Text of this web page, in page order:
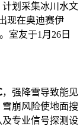
划采集冰川水文
现在奥迪赛伊
室友于1月26日
，强降雪导致能见
崩风险使地面搜
专业信号探测设